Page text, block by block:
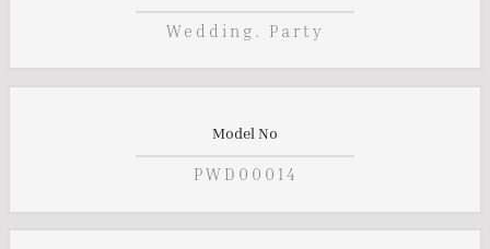
Wedding. Party
Model No
PWD00014